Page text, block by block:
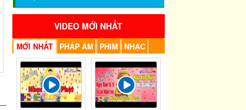
VIDEO MỚI NHẤT
MỚI NHẤT PHÁP ÂM PHIM NHẠC